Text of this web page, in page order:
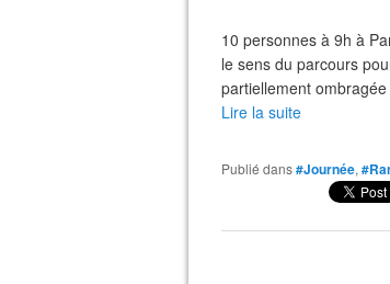
10 personnes à 9h à
le sens du parcours
partiellement
Lire la suite
Publié dans#Journée,